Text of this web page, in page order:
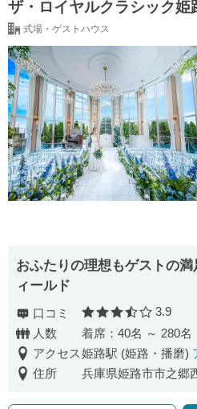
ザ・ロイヤルクラシック姫
式場・ゲストハウス
おふたりの理想もゲストの
ィールド
口コミ 口コミ
3.9
人数
着席：40名 ～ 280名
アクセス姫路駅 (姫路・播磨)
住所
兵庫県姫路市市之郷